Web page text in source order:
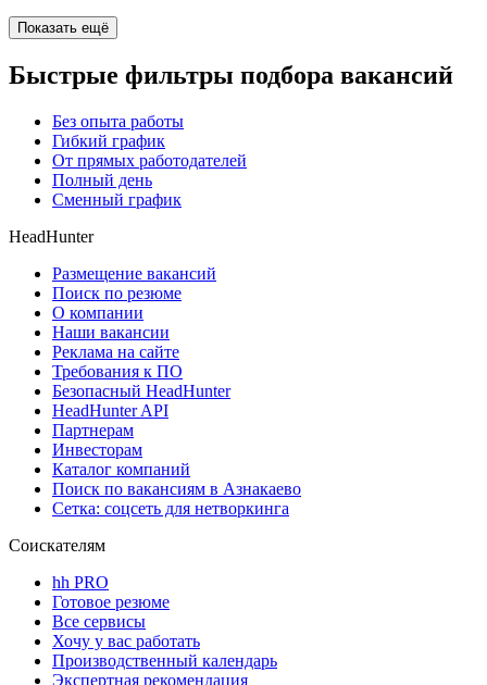
Показать ещё
Быстрые фильтры подбора вакансий
Без опыта работы
Гибкий график
От прямых работодателей
Полный день
Сменный график
HeadHunter
Размещение вакансий
Поиск по резюме
О компании
Наши вакансии
Реклама на сайте
Требования к ПО
Безопасный HeadHunter
HeadHunter API
Партнерам
Инвесторам
Каталог компаний
Поиск по вакансиям в Азнакаево
Сетка: соцсеть для нетворкинга
Соискателям
hh PRO
Готовое резюме
Все сервисы
Хочу у вас работать
Производственный календарь
Экспертная рекомендация